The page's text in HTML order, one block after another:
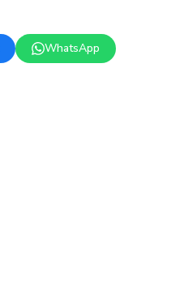
WhatsApp